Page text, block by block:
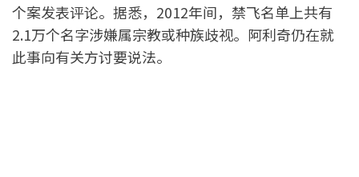
个案发表评论。据悉，2012年间，禁飞名单上共有
2.1万个名字涉嫌属宗教或种族歧视。阿利奇仍在就
此事向有关方讨要说法。